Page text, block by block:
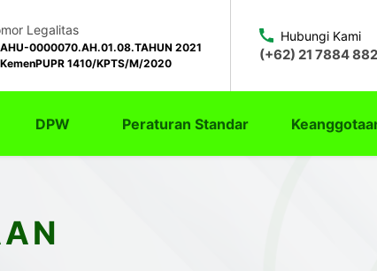
Legalitas
0000070.AH.01.08.TAHUN 2021
1410/KPTS/M/2020
Hubungi Kami
(+62) 21 7884
DPW Peraturan Standar